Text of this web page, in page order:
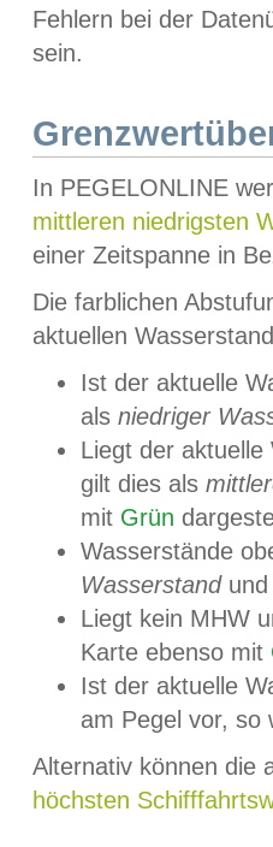
Fehlern bei der
sein.
In PEGELONLINE
mittleren niedrigsten
einer Zeitspanne in
Die farblichen
aktuellen
Ist der aktuelle
als niedriger
Liegt der
gilt dies als
mit Grün
Wasserstände
Wasserstandund
Liegt kein MHW
Karte ebenso mit
Ist der aktuelle
am Pegel vor,
Alternativ können die
höchsten